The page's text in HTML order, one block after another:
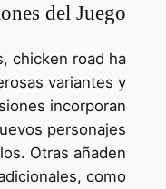
del Juego
chicken road ha
variantes y
incorporan
personajes
Otras añaden
como